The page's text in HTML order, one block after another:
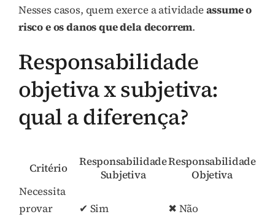
Nesses casos, quem exerce a atividadeassume o
risco e os danos que dela decorrem.
Responsabilidade
objetiva x subjetiva:
qual a diferença?
Critério
Responsabilidade
Subjetiva
Responsabilidade
Objetiva
Necessita
provar
✔ Sim ✖ Não